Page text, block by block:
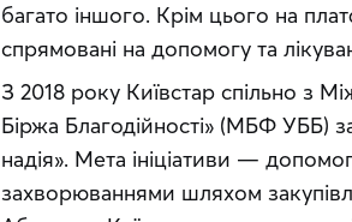
багато іншого. Крім цього на
спрямовані на допомогу та
З 2018 року Київстар спільно з
Біржа Благодійності» (МБФ УББ)
надія». Мета ініціативи —
захворюваннями шляхом